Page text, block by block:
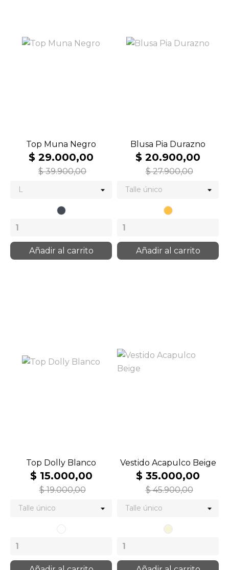
Top Muna Negro
$ 29.000,00
$ 39.900,00
Negro
Añadir al carrito
Blusa Pia Durazno
$ 20.900,00
$ 27.900,00
Durazno
Añadir al carrito
Top Dolly Blanco
$ 15.000,00
$ 19.000,00
Vestido Acapulco Beige
$ 35.000,00
$ 45.900,00
Beige